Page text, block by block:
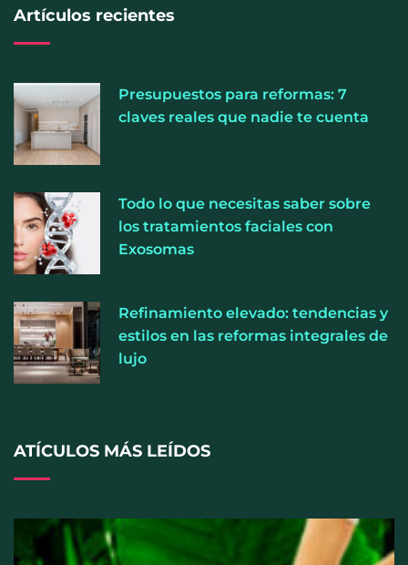
La luz roja, el nuevo aftersun, actúa en la
recuperación de la piel después del sol
cada vez más pacientes buscan verse mejor sin
cambiar sus rasgos, según la Clínica Mética
humedad prolongada, claves para prevenir una de
las infecciones más frecuentes
Artículos recientes
Presupuestos para reformas: 7
claves reales que nadie te cuenta
Todo lo que necesitas saber sobre
los tratamientos faciales con
Exosomas
Refinamiento elevado: tendencias y
estilos en las reformas integrales de
lujo
ATÍCULOS MÁS LEÍDOS